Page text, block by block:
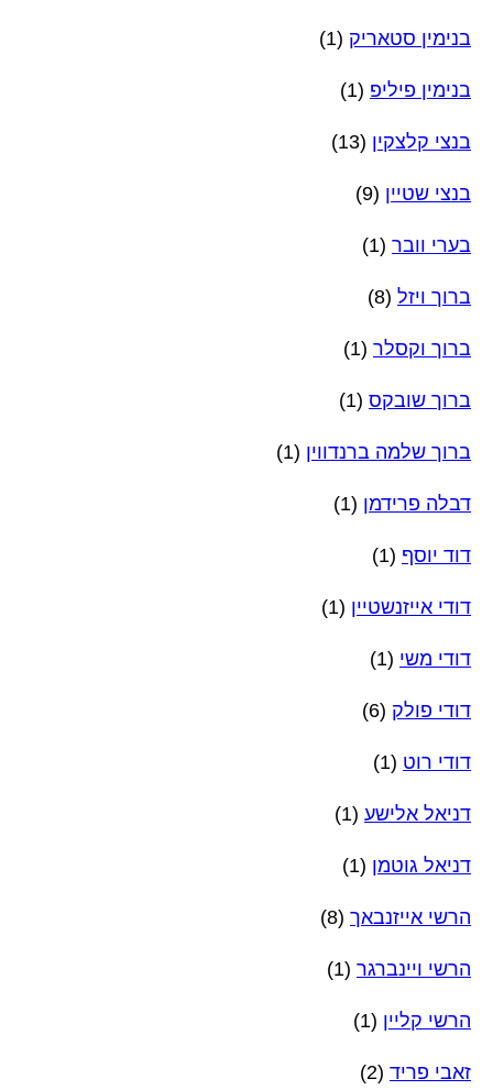
בנימין סטאריק (1)
בנימין פיליפ (1)
בנצי קלצקין (13)
בנצי שטיין (9)
בערי וובר (1)
ברוך ויזל (8)
ברוך וקסלר (1)
ברוך שובקס (1)
ברוך שלמה ברנדווין (1)
דבלה פרידמן (1)
דוד יוסף (1)
דודי אייזנשטיין (1)
דודי משי (1)
דודי פולק (6)
דודי רוט (1)
דניאל אלישע (1)
דניאל גוטמן (1)
הרשי אייזנבאך (8)
הרשי ויינברגר (1)
הרשי קליין (1)
זאבי פריד (2)